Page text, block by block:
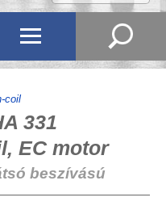
coil
331
EC motor
beszívású